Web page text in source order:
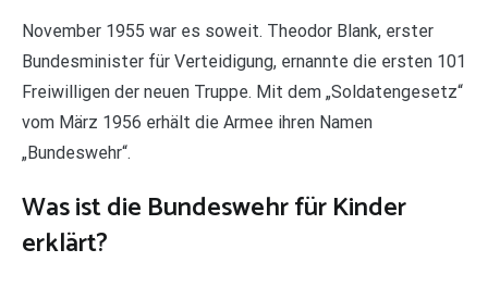
November 1955 war es soweit. Theodor Blank, erster
Bundesminister für Verteidigung, ernannte die ersten 101
Freiwilligen der neuen Truppe. Mit dem „Soldatengesetz“
vom März 1956 erhält die Armee ihren Namen
„Bundeswehr“.
Was ist die Bundeswehr für Kinder
erklärt?